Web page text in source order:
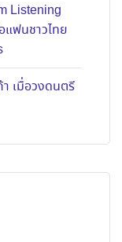
Listening
แฟนชาวไทย
เมื่อวงดนตรี